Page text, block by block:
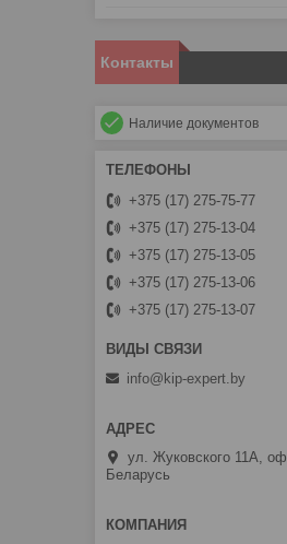
Контакты
Наличие документов
+375 (17) 275-75-77
+375 (17) 275-13-04
+375 (17) 275-13-05
+375 (17) 275-13-06
+375 (17) 275-13-07
info@kip-expert.by
ул. Жуковского 11А,
Беларусь